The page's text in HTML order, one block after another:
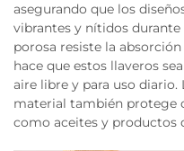
asegurando que los
vibrantes y nítidos
porosa resiste la
hace que estos llaveros
aire libre y para uso
material también protege
como aceites y productos